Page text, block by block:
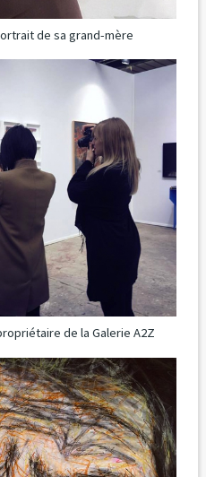
de sa grand-mère
de la Galerie A2Z